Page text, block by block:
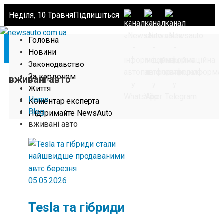
Неділя, 10 ТравняПідпишіться
Головна
Новини
Законодавство
За кордоном
Життя
Коментар експерта
Підтримайте NewsAuto
вживані авто
Home
Blog
вживані авто
05.05.2026
Tesla та гібриди